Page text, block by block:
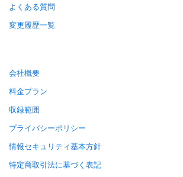
よくある質問
変更履歴一覧
会社概要
料金プラン
収録範囲
プライバシーポリシー
情報セキュリティ基本方針
特定商取引法に基づく表記